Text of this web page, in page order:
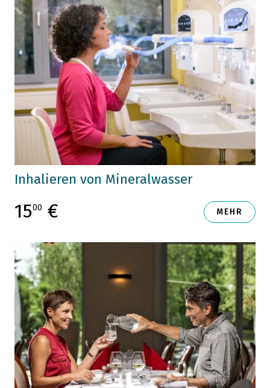
Inhalieren von Mineralwasser
1500 € MEHR